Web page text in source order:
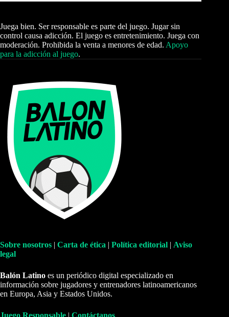
Juega bien. Ser responsable es parte del juego. Jugar sin
control causa adicción. El juego es entretenimiento. Juega con
moderación. Prohibida la venta a menores de edad. Apoyo
para la adicción al juego.
Sobre nosotros | Carta de ética | Política editorial | Aviso
legal
Balón Latino es un periódico digital especializado en
información sobre jugadores y entrenadores latinoamericanos
en Europa, Asia y Estados Unidos.
Juego Responsable | Contáctanos